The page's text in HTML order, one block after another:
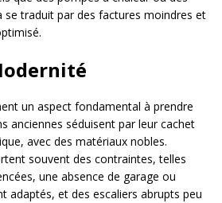
se traduit par des factures moindres et
un aspect fondamental à prendre
anciennes séduisent par leur cachet
avec des matériaux nobles.
souvent des contraintes, telles
une absence de garage ou
adaptés, et des escaliers abrupts peu